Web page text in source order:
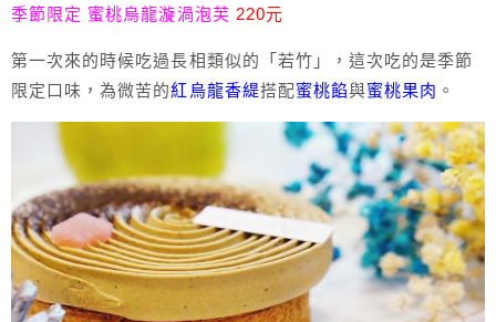
季節限定 蜜桃烏龍漩渦泡芙 220元
第一次來的時候吃過長相類似的「若竹」，這次吃的是季節
限定口味，為微苦的紅烏龍香緹搭配蜜桃餡與蜜桃果肉 。